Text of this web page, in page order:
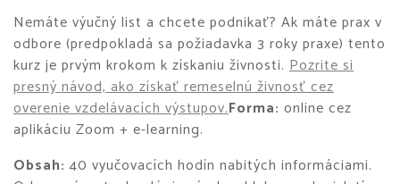
Nemáte výučný list a chcete podnikať? Ak máte prax v
odbore (predpokladá sa požiadavka 3 roky praxe) tento
kurz je prvým krokom k získaniu živnosti. Pozrite si
presný návod, ako získať remeselnú živnosť cez
overenie vzdelávacích výstupov.Forma: online cez
aplikáciu Zoom + e-learning.
Obsah: 40 vyučovacích hodín nabitých informáciami.